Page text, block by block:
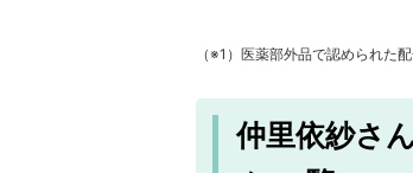
（※1）医薬部外品で認められた
仲里依紗さ